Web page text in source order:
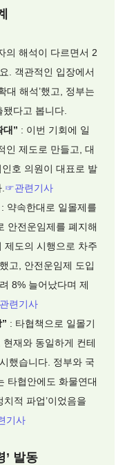
의 해석이 다르면서 2
. 객관적인 입장에서
대 해석’했고, 정부는
됐다고 봅니다.
대” : 이번 기회에 일
인 제도로 만들고, 대
호 의원이 대표로 발
☞관련기사
: 약속한대로 일몰제를
안전운임제를 폐지해
제도의 시행으로 차주
고, 안전운임제 도입
8% 늘어났다며 제
관련기사
: 타협책으로 일몰기
재와 동일하게 컨테
했습니다. 정부와 국
타협안에도 화물연대
적 파업’이었음을
기사
’ 발동